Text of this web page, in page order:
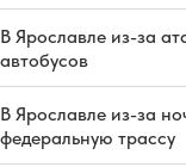
В Ярославле из-за
автобусов
В Ярославле из-за
федеральную трассу